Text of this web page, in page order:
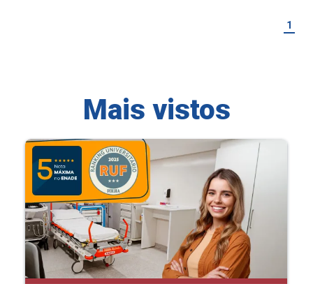
1
Mais vistos